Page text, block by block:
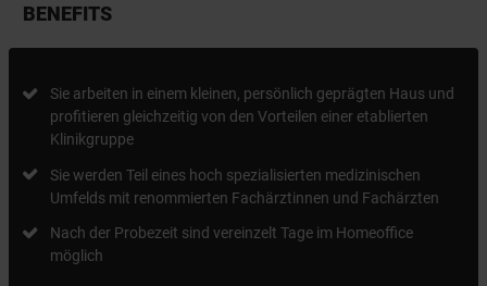
BENEFITS
Sie arbeiten in einem kleinen, persönlich geprägten Haus und
profitieren gleichzeitig von den Vorteilen einer etablierten
Klinikgruppe
Sie werden Teil eines hoch spezialisierten medizinischen
Umfelds mit renommierten Fachärztinnen und Fachärzten
Nach der Probezeit sind vereinzelt Tage im Homeoffice
möglich